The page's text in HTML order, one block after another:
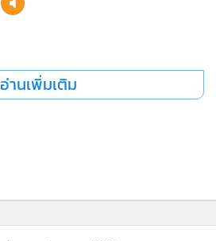
อ่านเพิ่มเติม